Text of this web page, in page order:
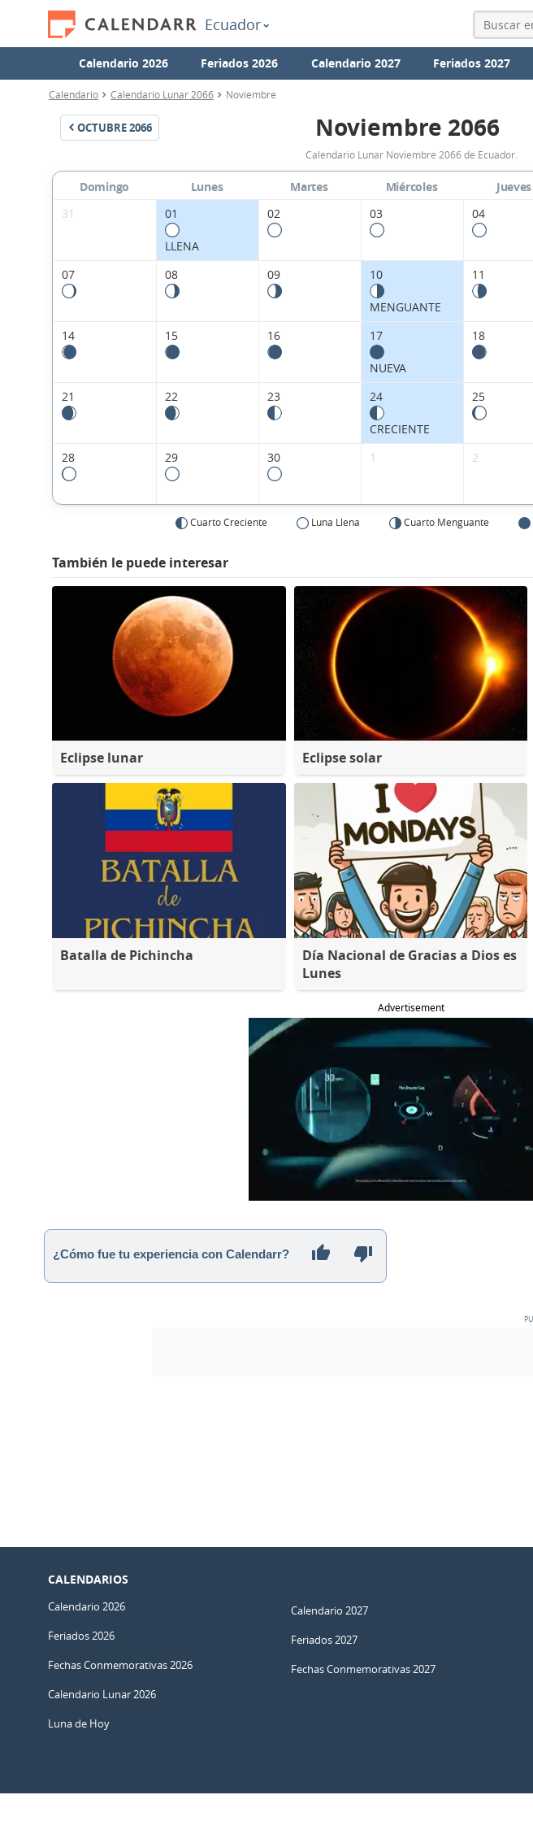
Ecuador
Calendario 2026 Feriados 2026 Calendario 2027 Feriados 2027
Calendario Calendario Lunar 2066 Noviembre
OCTUBRE2066
Calendario
Lunar
Noviembre
de
Ecuador.
Noviembre 2066
Calendario Lunar Noviembre 2066 de Ecuador.
Domingo Lunes Martes Miércoles Jueves
31
01
LLENA
02 03 04
07 08 09 10
MENGUANTE
11
14 15 16 17
NUEVA
18
21 22 23 24
CRECIENTE
25
28 29 30 1 2
Cuarto Creciente Luna Llena Cuarto Menguante
También le puede interesar
Eclipse lunar Eclipse solar
Batalla de Pichincha
Día Nacional de Gracias a Dios es
Lunes
Advertisement
¿Cómo fue tu experiencia con Calendarr?
CALENDARIOS
Calendario 2026
Feriados 2026
Fechas Conmemorativas 2026
Calendario Lunar 2026
Luna de Hoy
Calendario 2027
Feriados 2027
Fechas Conmemorativas 2027